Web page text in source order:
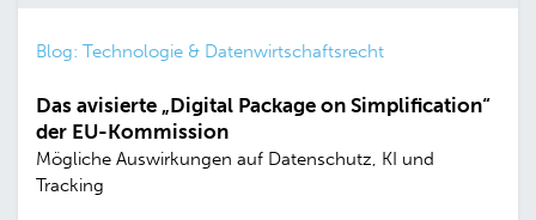
Blog: Technologie & Datenwirtschaftsrecht
Das avisierte „Digital Package on Simplification“
der EU-Kommission
Mögliche Auswirkungen auf Datenschutz, KI und
Tracking